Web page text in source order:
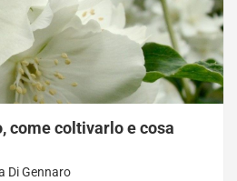
come coltivarlo e cosa
Di Gennaro